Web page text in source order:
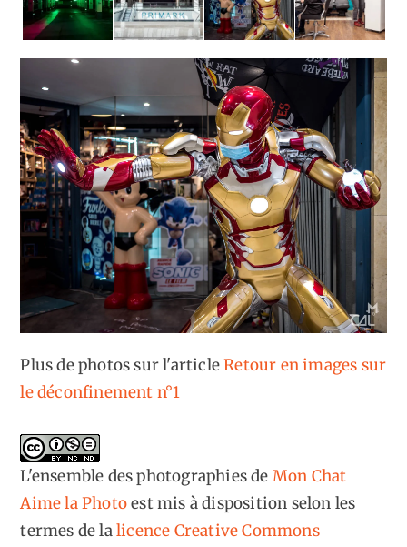
Plus de photos sur l'articleRetour en images sur
le déconfinement n°1
L'ensemble des photographiesde Mon Chat
Aime la Photoest mis à disposition selon les
termes de lalicence Creative Commons